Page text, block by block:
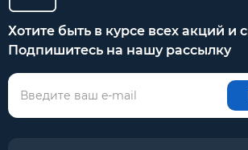
Хотите быть в курсе всех акций и
Подпишитесь на нашу рассылку